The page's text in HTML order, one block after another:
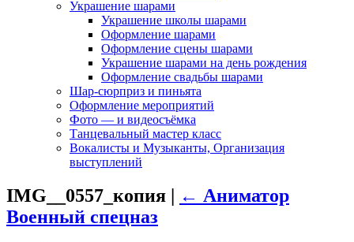
Украшение шарами
Украшение школы шарами
Оформление шарами
Оформление сцены шарами
Украшение шарами на день рождения
Оформление свадьбы шарами
Шар-сюрприз и пиньята
Оформление мероприятий
Фото — и видеосъёмка
Танцевальный мастер класс
Вокалисты и Музыканты, Организация
выступлений
IMG__0557_копия | ← Аниматор
Военный спецназ